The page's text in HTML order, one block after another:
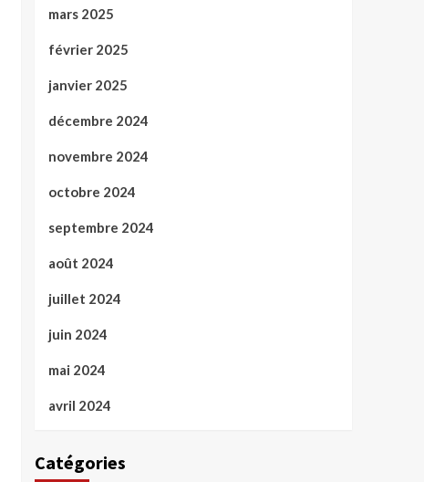
mars 2025
février 2025
janvier 2025
décembre 2024
novembre 2024
octobre 2024
septembre 2024
août 2024
juillet 2024
juin 2024
mai 2024
avril 2024
Catégories